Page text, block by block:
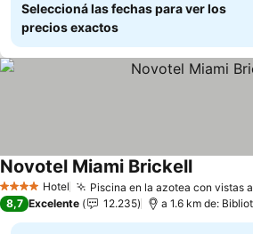
Seleccioná las fechas para ver los
precios exactos
4 EstrellasHotel Piscina en la azotea con vistas
Novotel Miami BrickellVer
8,7 Excelente 12.235 a 1.6 km de: